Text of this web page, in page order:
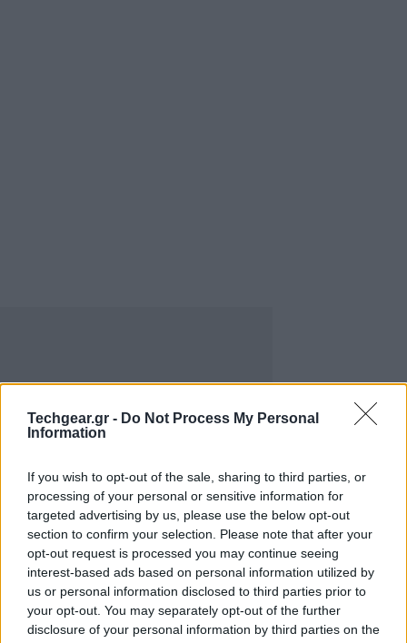
Techgear.gr - Do Not Process My Personal
Information
If you wish to opt-out of the sale, sharing to third parties, or
processing of your personal or sensitive information for
targeted advertising by us, please use the below opt-out
section to confirm your selection. Please note that after your
opt-out request is processed you may continue seeing
interest-based ads based on personal information utilized by
us or personal information disclosed to third parties prior to
your opt-out. You may separately opt-out of the further
disclosure of your personal information by third parties on the
Η νέα αυτή λειτουργία ονομάζεται Tag Suggestions
και είναι αρκετά απλή. Όταν ο χρήστης θα θέλει να
επισημάνει τους φίλους του σε ένα άλμπουμ, η
τεχνολογία αναγνώρισης προσώπουθα ομαδοποιεί